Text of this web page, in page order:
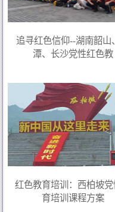
追寻红色信仰--湖南韶山
潭、长沙党性红色教
红色教育培训：西柏坡党
育培训课程方案